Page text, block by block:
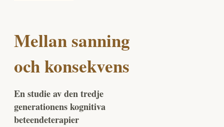
Mellan sanning
och konsekvens
En studie av den tredje
generationens kognitiva
beteendeterapier